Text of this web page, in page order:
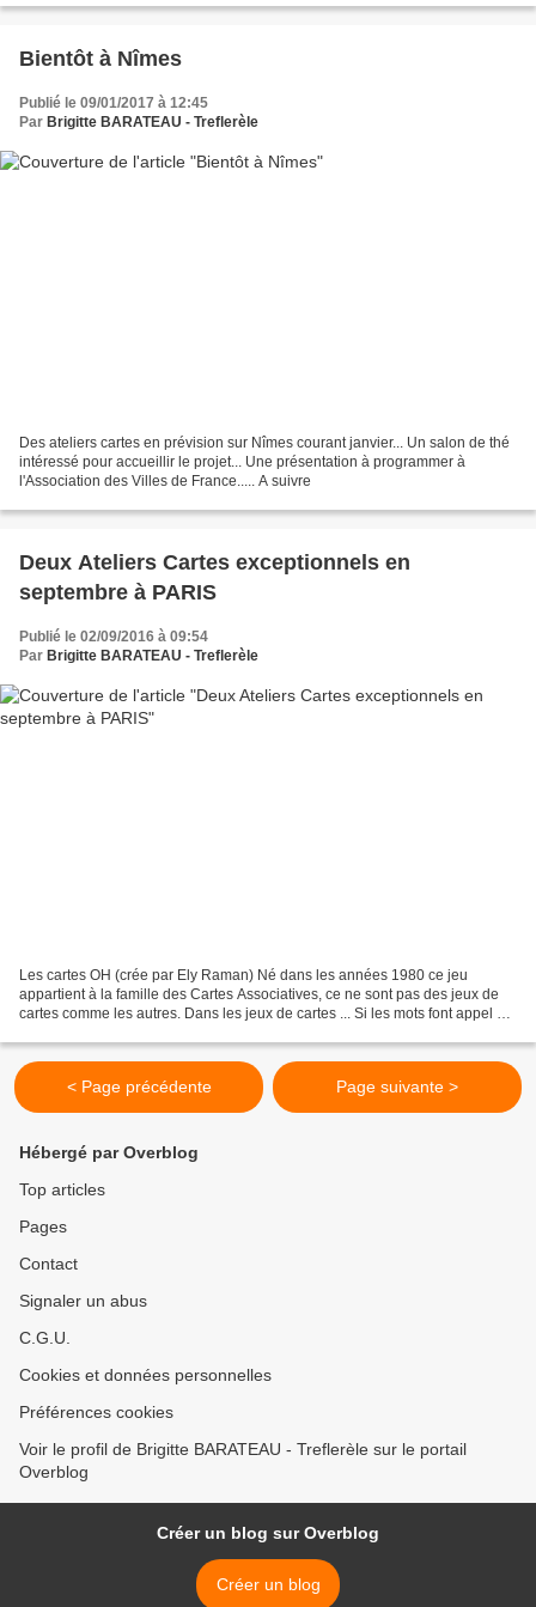
Bientôt à Nîmes
Publié le 09/01/2017 à 12:45
Par Brigitte BARATEAU - Treflerèle
Des ateliers cartes en prévision sur Nîmes courant janvier... Un salon de thé
intéressé pour accueillir le projet... Une présentation à programmer à
l'Association des Villes de France..... A suivre
Deux Ateliers Cartes exceptionnels en
septembre à PARIS
Publié le 02/09/2016 à 09:54
Par Brigitte BARATEAU - Treflerèle
Les cartes OH (crée par Ely Raman) Né dans les années 1980 ce jeu
appartient à la famille des Cartes Associatives, ce ne sont pas des jeux de
cartes comme les autres. Dans les jeux de cartes ... Si les mots font appel au
< Page précédente Page suivante >
Hébergé par Overblog
Top articles
Pages
Contact
Signaler un abus
C.G.U.
Cookies et données personnelles
Préférences cookies
Voir le profil de Brigitte BARATEAU - Treflerèle sur le portail
Overblog
Créer un blog sur Overblog
Créer un blog